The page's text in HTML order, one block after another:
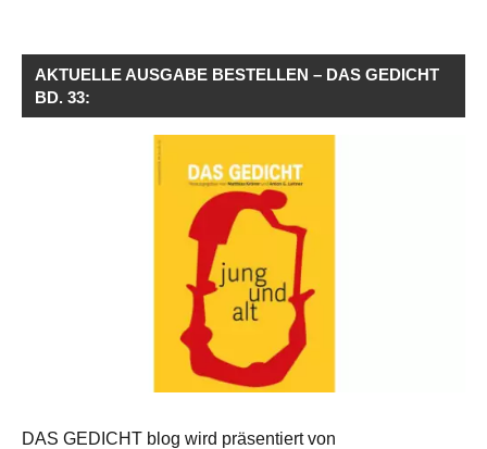
AKTUELLE AUSGABE BESTELLEN – DAS GEDICHT
BD. 33:
DAS GEDICHT blog wird präsentiert von